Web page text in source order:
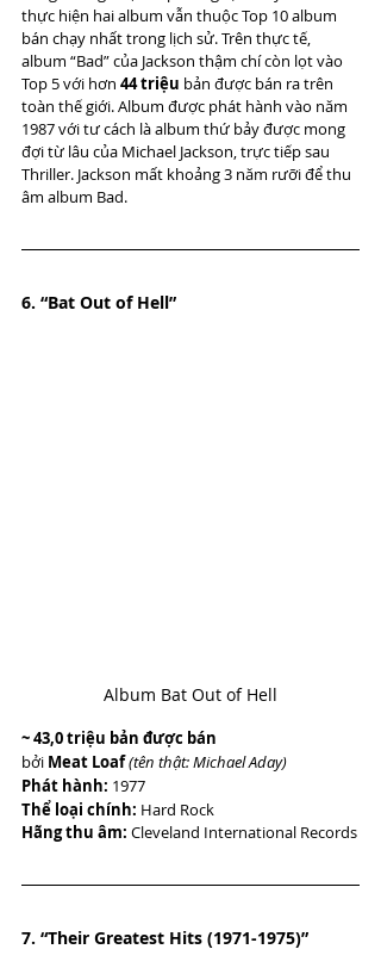
thực hiện hai album vẫn thuộc Top 10 album
bán chạy nhất trong lịch sử. Trên thực tế,
album “Bad” của Jackson thậm chí còn lọt vào
Top 5 với hơn 44 triệu bản được bán ra trên
toàn thế giới. Album được phát hành vào năm
1987 với tư cách là album thứ bảy được mong
đợi từ lâu của Michael Jackson, trực tiếp sau
Thriller. Jackson mất khoảng 3 năm rưỡi để thu
âm album Bad.
6. “Bat Out of Hell”
Album Bat Out of Hell
~ 43,0 triệu bản được bán
bởi Meat Loaf (tên thật: Michael Aday)
Phát hành: 1977
Thể loại chính: Hard Rock
Hãng thu âm: Cleveland International Records
7. “Their Greatest Hits (1971-1975)”